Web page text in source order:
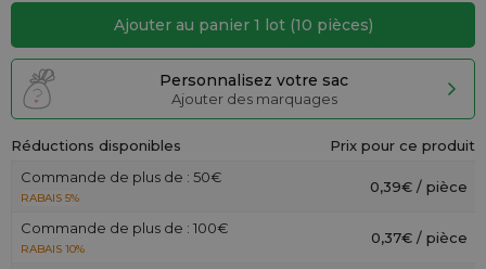
Ajouter au panier 1 lot (10 pièces)
Personnalisez votre sac
Ajouter des marquages
Réductions disponibles
Prix pour ce produit
Commande de plus de : 50€
RABAIS 5%
0,39€ / pièce
Commande de plus de : 100€
RABAIS 10%
0,37€ / pièce